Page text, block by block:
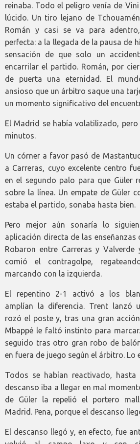
reinaba. Todo el peligro venía de
lúcido. Un tiro lejano de
Román y casi se va para
perfecta: a la llegada de la pausa de
sensación de que solo un
encarrilar el partido. Román, por
de puerta una eternidad. El
ansioso que un árbitro saque una
un momento significativo del
El Madrid se había volatilizado,
minutos.
Un córner a favor pasó de
a Carreras, cuyo excelente centro
en el segundo palo para que Güler
sobre la línea. Un empate de Güler
estaba el partido, sonaba hasta bien.
Pero mejor aún sonaría lo
aplicación directa de las enseñanzas
Robaron entre Carreras y
comió el contragolpe,
marcando con la izquierda.
El repentino 2-1 activó a los
amplían la diferencia. Trent lanzó
rozó el poste y, tras una gran
Mbappé le faltó instinto para
seguido tras otro gran robo de
en fuera de juego según el árbitro. Lo
Todos se habían reactivado, hasta
descanso iba a llegar en mal
de Güler la repelió el portero
Madrid. Pena, porque el descanso
El descanso llegó y, en efecto, fue